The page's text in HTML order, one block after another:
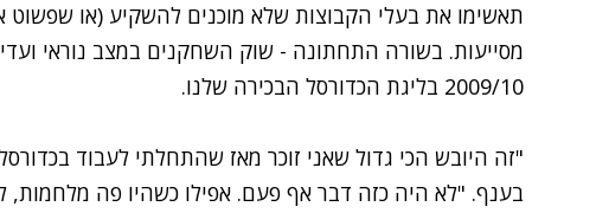
תאשימו את בעלי הקבוצות שלא מוכנים להשקיע (או שפשוט
מסייעות. בשורה התחתונה - שוק השחקנים במצב נוראי
2009/10 בליגת הכדורסל הבכירה שלנו.
"זה היובש הכי גדול שאני זוכר מאז שהתחלתי לעבוד
בענף. "לא היה כזה דבר אף פעם. אפילו כשהיו פה מלחמות,